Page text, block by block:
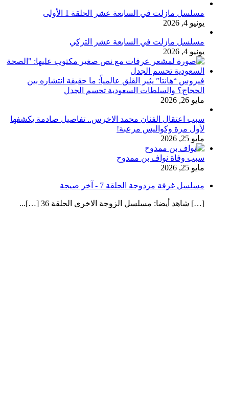
مسلسل مازلت في السابعة عشر الحلقة 1 الأولى
يونيو 4, 2026
مسلسل مازلت في السابعة عشر التركي
يونيو 4, 2026
فيروس “هانتا” يثير القلق عالمياً: ما حقيقة انتشاره بين
الحجاج؟ والسلطات السعودية تحسم الجدل
مايو 26, 2026
سبب اعتقال الفنان محمد الاخرس.. تفاصيل صادمة يكشفها
لأول مرة وكواليس مرعبة!
مايو 25, 2026
سبب وفاة نواف بن ممدوح
مايو 25, 2026
مسلسل غرفة مزدوجة الحلقة 7 - آخر صيحة
[…] شاهد أيضا: مسلسل الزوجة الاخرى الحلقة 36 […]...